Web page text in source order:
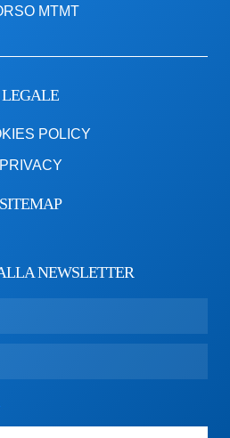
MTMT
LEGALE
POLICY
PRIVACY
SITEMAP
NEWSLETTER